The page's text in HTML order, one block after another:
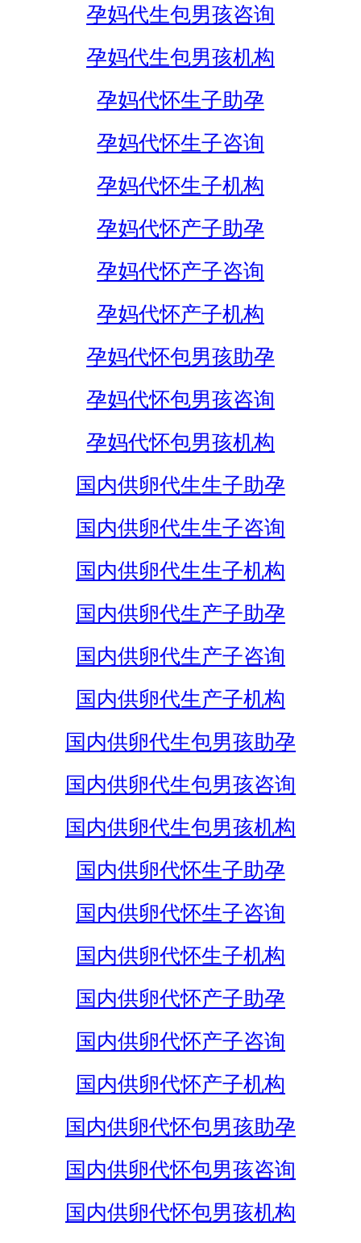
孕妈代生包男孩咨询
孕妈代生包男孩机构
孕妈代怀生子助孕
孕妈代怀生子咨询
孕妈代怀生子机构
孕妈代怀产子助孕
孕妈代怀产子咨询
孕妈代怀产子机构
孕妈代怀包男孩助孕
孕妈代怀包男孩咨询
孕妈代怀包男孩机构
国内供卵代生生子助孕
国内供卵代生生子咨询
国内供卵代生生子机构
国内供卵代生产子助孕
国内供卵代生产子咨询
国内供卵代生产子机构
国内供卵代生包男孩助孕
国内供卵代生包男孩咨询
国内供卵代生包男孩机构
国内供卵代怀生子助孕
国内供卵代怀生子咨询
国内供卵代怀生子机构
国内供卵代怀产子助孕
国内供卵代怀产子咨询
国内供卵代怀产子机构
国内供卵代怀包男孩助孕
国内供卵代怀包男孩咨询
国内供卵代怀包男孩机构